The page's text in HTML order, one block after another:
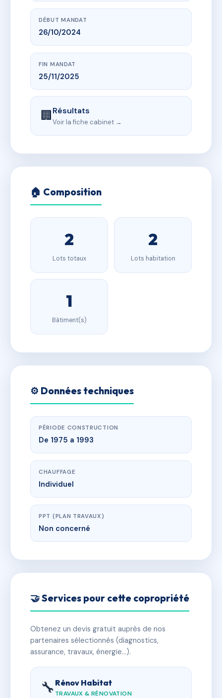
DÉBUT MANDAT
26/10/2024
FIN MANDAT
25/11/2025
🏢Résultats
Voir la fiche cabinet →
🏠 Composition
2
Lots totaux
2
Lots habitation
1
Bâtiment(s)
⚙️ Données techniques
PÉRIODE CONSTRUCTION
De 1975 a 1993
CHAUFFAGE
Individuel
PPT (PLAN TRAVAUX)
Non concerné
🤝 Services pour cette copropriété
Obtenez un devis gratuit auprès de nos
partenaires sélectionnés (diagnostics,
assurance, travaux, énergie…).
🔧 Rénov Habitat
TRAVAUX & RÉNOVATION